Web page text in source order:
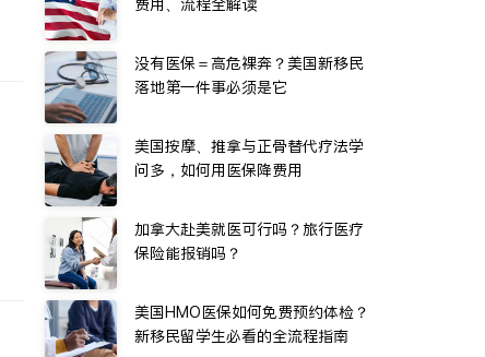
费用、流程全解读
没有医保＝高危裸奔？美国新移民
落地第一件事必须是它
美国按摩、推拿与正骨替代疗法学
问多，如何用医保降费用
加拿大赴美就医可行吗？旅行医疗
保险能报销吗？
美国HMO医保如何免费预约体检？
新移民留学生必看的全流程指南